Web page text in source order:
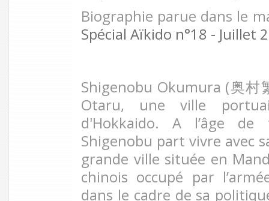
Biographie parue dans le
Spécial Aïkido n°18 - Juillet
Shigenobu Okumura (奥村
Otaru, une ville
d'Hokkaido. A l’âge
Shigenobu part vivre avec
grande ville située en
chinois occupé par
dans le cadre de sa